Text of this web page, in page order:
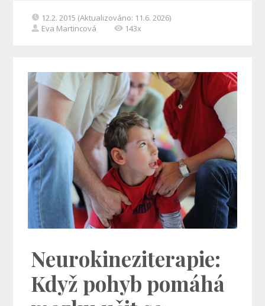
12.2. 2015 (Aktualizováno: 11.6. 2026)
Eva Martincová
143x
Neurokineziterapie:
Když pohyb pomáhá